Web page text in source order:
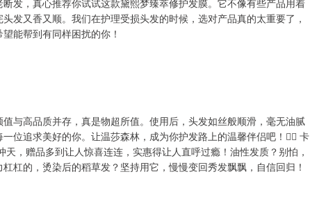
发，真心推荐你试试这款黛熙梦臻萃修护发膜。它不像有些产品用着
发又香又顺。我们在护理受损头发的时候，选对产品真的太重要了，
能帮到有同样困扰的你！
与高品质并存，真是物超所值。使用后，头发如丝般顺滑，毫无油腻
位追求美好的你。让温莎森林，成为你护发路上的温馨伴侣吧！👍🏻 卡
，赠品多到让人惊喜连连，实惠得让人直呼过瘾！油性发质？别怕，
杠的，烫染后的稻草发？坚持用它，慢慢变回秀发飘飘，自信回归！